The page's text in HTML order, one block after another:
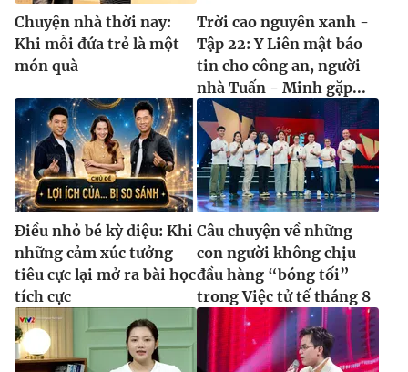
Chuyện nhà thời nay:
Khi mỗi đứa trẻ là một
món quà
Trời cao nguyên xanh -
Tập 22: Y Liên mật báo
tin cho công an, người
nhà Tuấn - Minh gặp...
Điều nhỏ bé kỳ diệu: Khi
những cảm xúc tưởng
tiêu cực lại mở ra bài học
tích cực
Câu chuyện về những
con người không chịu
đầu hàng “bóng tối”
trong Việc tử tế tháng 8